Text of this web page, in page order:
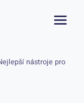
nástroje pro